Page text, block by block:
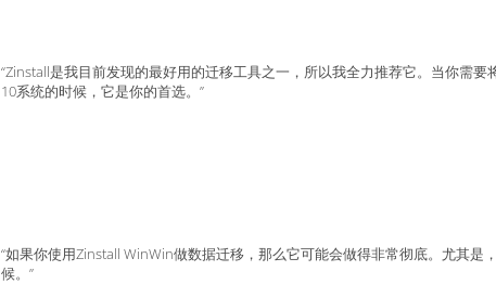
“Zinstall是我目前发现的最好用的迁移工具之一，所以我全力推荐它。当你需
10系统的时候，它是你的首选。”
“如果你使用Zinstall WinWin做数据迁移，那么它可能会做得非常彻底。尤其是
候。”